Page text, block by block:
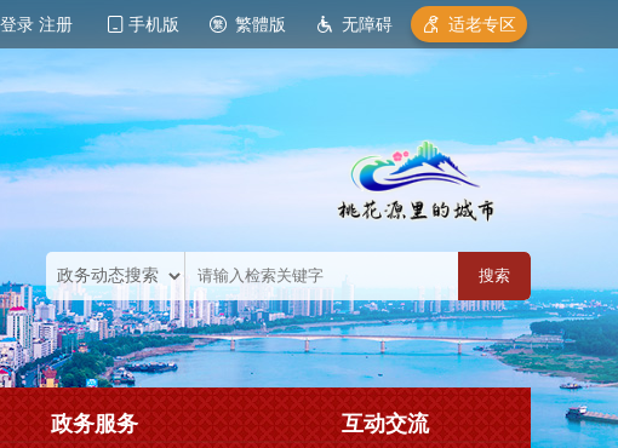
登录 注册 手机版 繁體版 无障碍 适老专区
政务服务 互动交流